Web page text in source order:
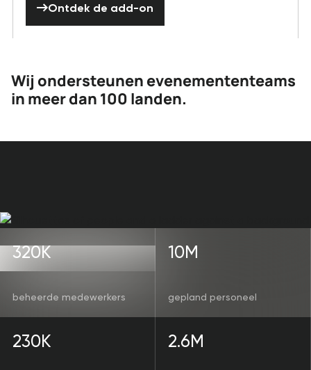
Ontdek de add-on
Wij ondersteunen evenemententeams
in meer dan 100 landen.
320K
beheerde medewerkers
10M
gepland personeel
230K 2.6M